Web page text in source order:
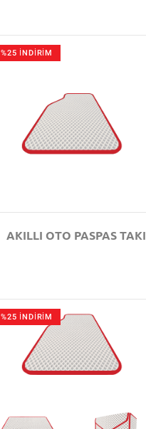
%25 İNDİRİM
GÖZAT
AKILLI OTO PASPAS
%25 İNDİRİM